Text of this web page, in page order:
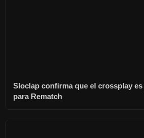
Sloclap confirma que el crossplay
para Rematch